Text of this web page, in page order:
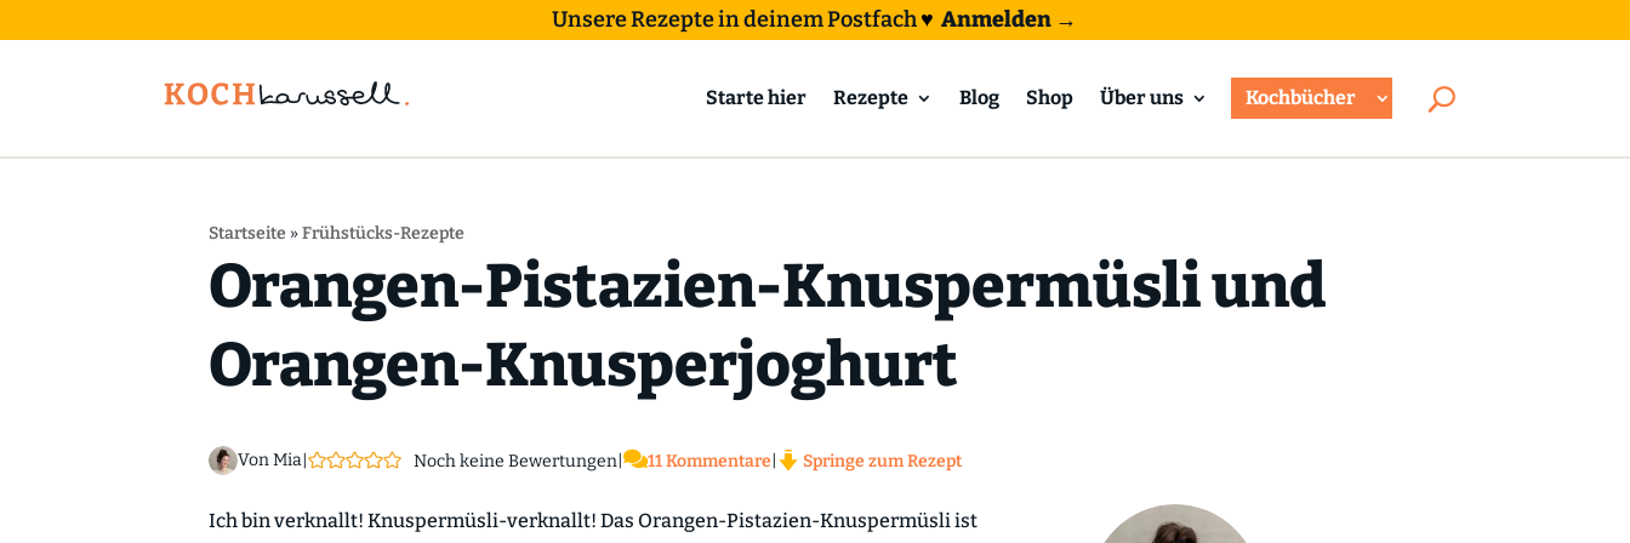
Unsere Rezepte in deinem Postfach♥ Anmelden →
Starte hier Rezepte Blog Shop Über uns Kochbücher
Startseite »Frühstücks-Rezepte
Orangen-Pistazien-Knuspermüsli und
Orangen-Knusperjoghurt
Von Mia Noch keine Bewertungen| 11 Kommentare Springe zum Rezept
Ich bin verknallt! Knuspermüsli-verknallt! Das Orangen-Pistazien-Knuspermüsli ist